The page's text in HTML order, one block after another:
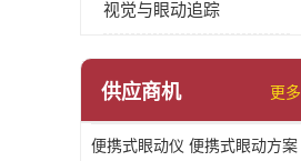
视觉与眼动追踪
供应商机 更多
便携式眼动仪 便携式眼动方案